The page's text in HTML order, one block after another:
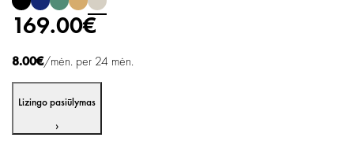
169.00€
8.00€/mėn. per 24 mėn.
Lizingo pasiūlymas
›